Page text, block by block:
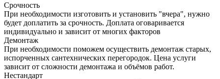
Срочность
При необходимости изготовить и установить "вчера", нужно
будет доплатить за срочность. Доплата оговаривается
индивидуально и зависит от многих факторов
Демонтаж
При необходимости поможем осуществить демонтаж старых,
испорченных сантехнических перегородок. Цена услуги
зависит от сложности демонтажа и объёмов работ.
Нестандарт